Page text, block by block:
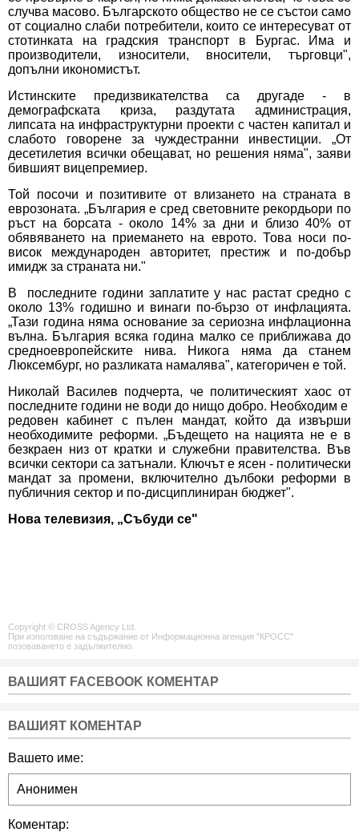
случва масово. Българското общество не се състои само
от социално слаби потребители, които се интересуват от
стотинката на градския транспорт в Бургас. Има и
производители, износители, вносители, търговци",
допълни икономистът.
Истинските предизвикателства са другаде - в
демографската криза, раздутата администрация,
липсата на инфраструктурни проекти с частен капитал и
слабото говорене за чуждестранни инвестиции. „От
десетилетия всички обещават, но решения няма", заяви
бившият вицепремиер.
Той посочи и позитивите от влизането на страната в
еврозоната. „България е сред световните рекордьори по
ръст на борсата - около 14% за дни и близо 40% от
обявяването на приемането на еврото. Това носи по-
висок международен авторитет, престиж и по-добър
имидж за страната ни."
В последните години заплатите у нас растат средно с
около 13% годишно и винаги по-бързо от инфлацията.
„Тази година няма основание за сериозна инфлационна
вълна. България всяка година малко се приближава до
средноевропейските нива. Никога няма да станем
Люксембург, но разликата намалява", категоричен е той.
Николай Василев подчерта, че политическият хаос от
последните години не води до нищо добро. Необходим е
редовен кабинет с пълен мандат, който да извърши
необходимите реформи. „Бъдещето на нацията не е в
безкраен низ от кратки и служебни правителства. Във
всички сектори са затънали. Ключът е ясен - политически
мандат за промени, включително дълбоки реформи в
публичния сектор и по-дисциплиниран бюджет".
Нова телевизия, „Събуди се"
Copyright © CROSS Agency Ltd.
При използване на съдържание от Информационна агенция "КРОСС"
позоваването е задължително.
ВАШИЯТ FACEBOOK КОМЕНТАР
ВАШИЯТ КОМЕНТАР
Вашето име:
Коментар: